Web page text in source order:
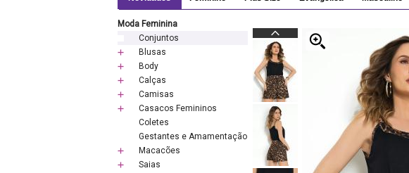
Moda Feminina
Conjuntos
Blusas
Body
Calças
Camisas
Casacos Femininos
Coletes
Gestantes e Amamentação
Macacões
Saias